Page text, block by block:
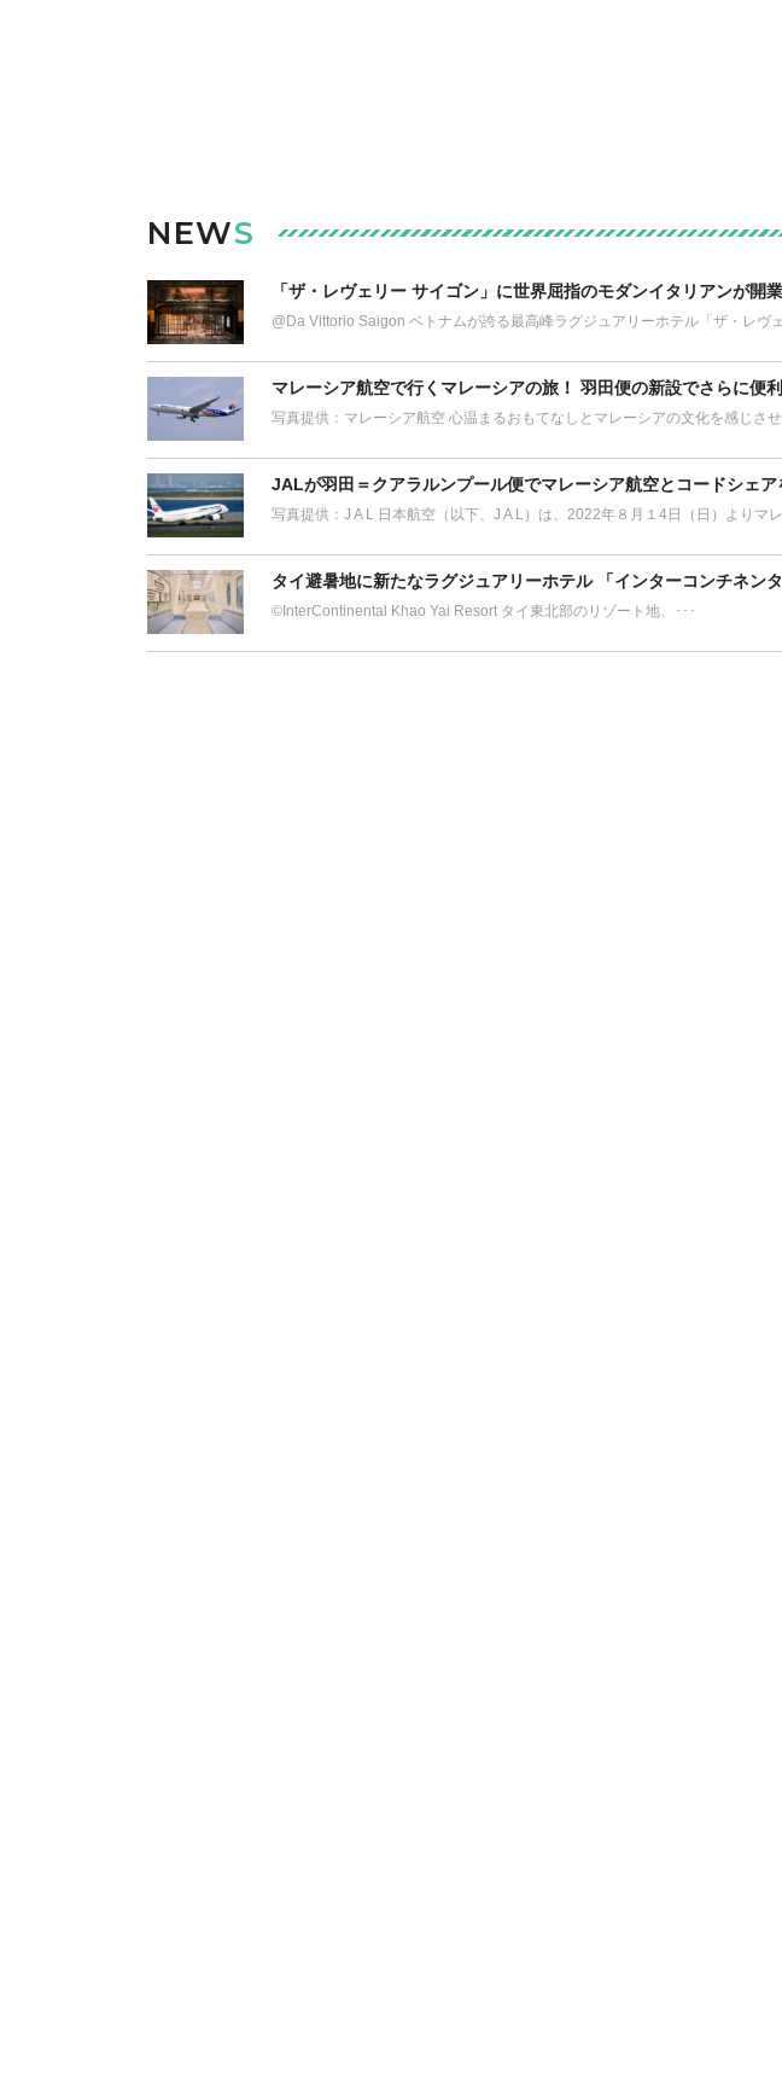
NEWS
「ザ・レヴェリー サイゴン」に世界屈指のモダンイタリアンが開業
@Da Vittorio Saigon ベトナムが誇る最高峰ラグジュアリーホテル「ザ・レヴ
マレーシア航空で行くマレーシアの旅！ 羽田便の新設でさらに便
写真提供：マレーシア航空 心温まるおもてなしとマレーシアの文化を感じさ
JALが羽田＝クアラルンプール便でマレーシア航空とコードシェア
写真提供：J A L 日本航空（以下、J A L）は、2022年８月１4日（日）よりマ
タイ避暑地に新たなラグジュアリーホテル 「インターコンチネン
©︎InterContinental Khao Yai Resort タイ東北部のリゾート地、･･･